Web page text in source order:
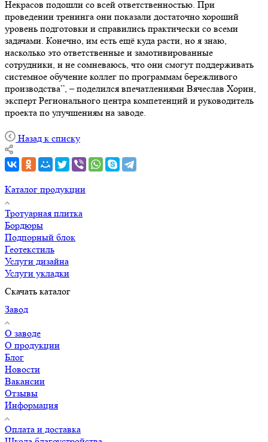
Некрасов подошли со всей ответственностью. При
проведении тренинга они показали достаточно хороший
уровень подготовки и справились практически со всеми
задачами. Конечно, им есть ещё куда расти, но я знаю,
насколько это ответственные и замотивированные
сотрудники, и не сомневаюсь, что они смогут поддерживать
системное обучение коллег по программам бережливого
производства”, – поделился впечатлениями Вячеслав Хорин,
эксперт Регионального центра компетенций и руководитель
проекта по улучшениям на заводе.
Назад к списку
Каталог продукции
Тротуарная плитка
Бордюры
Подпорный блок
Геотекстиль
Услуги дизайна
Услуги укладки
Скачать каталог
Завод
О заводе
О продукции
Блог
Новости
Вакансии
Отзывы
Информация
Оплата и доставка